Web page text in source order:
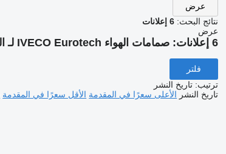
عرض
نتائج البحث: 6 إعلانات
عرض
6 إعلانات: صمامات الهواء IVECO Eurotech لـ الشاحنات
فلتر
ترتيب: تاريخ النشر
تاريخ النشر الأعلى سعرًا في المقدمة الأقل سعرًا في المقدمة